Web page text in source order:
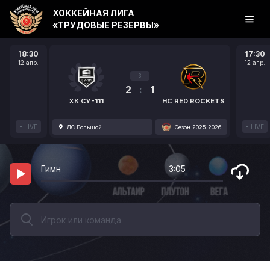
18:30
12 апр.
LIVE
ХК СУ-111
3
2 : 1
HC RED ROCKETS
ДС Большой Сезон 2025-2026
17:30
12 апр.
LIVE
ХОККЕЙНАЯ ЛИГА
«ТРУДОВЫЕ РЕЗЕРВЫ»
Гимн 3:05